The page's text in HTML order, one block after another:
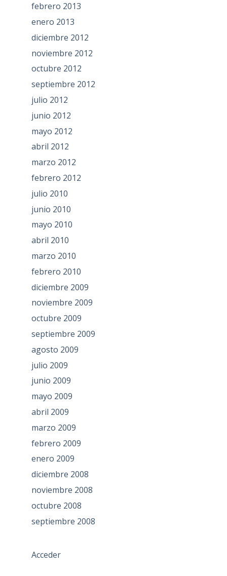
febrero 2013
enero 2013
diciembre 2012
noviembre 2012
octubre 2012
septiembre 2012
julio 2012
junio 2012
mayo 2012
abril 2012
marzo 2012
febrero 2012
julio 2010
junio 2010
mayo 2010
abril 2010
marzo 2010
febrero 2010
diciembre 2009
noviembre 2009
octubre 2009
septiembre 2009
agosto 2009
julio 2009
junio 2009
mayo 2009
abril 2009
marzo 2009
febrero 2009
enero 2009
diciembre 2008
noviembre 2008
octubre 2008
septiembre 2008
Acceder